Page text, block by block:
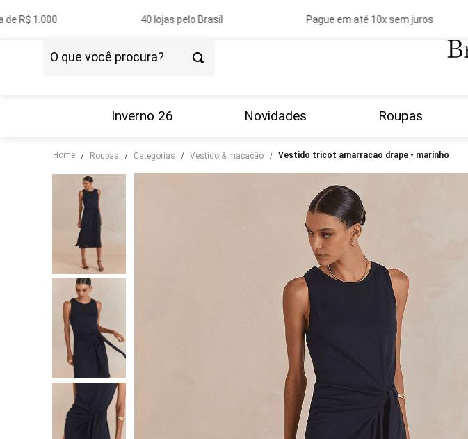
R$ 1.000 40 lojas pelo Brasil Pague em até 10x sem juros
Inverno 26 Novidades Roupas
Home roupas categorias vestido & macacão vestido tricot amarracao drape - marinho
3º
calça
blusa
tricot
camisa
couro
8º
calça jeans
9º
saia
10º jeans